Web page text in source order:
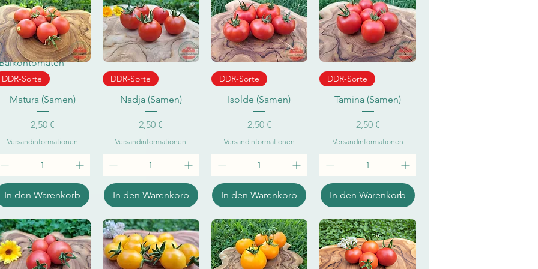
Schnellansicht
DDR-Sorte
Matura (Samen)
Preis
2,50 €
Versandinformationen
In den Warenkorb
Schnellansicht
DDR-Sorte
Nadja (Samen)
Preis
2,50 €
Versandinformationen
In den Warenkorb
Schnellansicht
DDR-Sorte
Isolde (Samen)
Preis
2,50 €
Versandinformationen
In den Warenkorb
Schnellansicht
DDR-Sorte
Tamina (Samen)
Preis
2,50 €
Versandinformationen
In den Warenkorb